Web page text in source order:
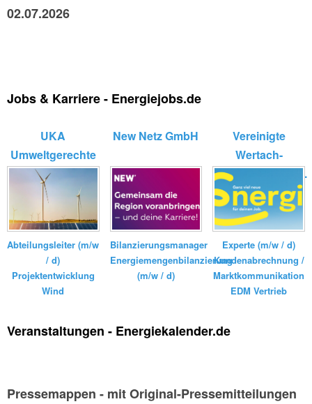
02.07.2026
Jobs & Karriere - Energiejobs.de
UKA
Umweltgerechte
Kraftanlagen
GmbH ...
Abteilungsleiter (m/w
/ d)
Projektentwicklung
Wind
New Netz GmbH
Bilanzierungsmanager
Energiemengenbilanzierung
(m/w / d)
Vereinigte
Wertach-
Elektrizitätswerk...
Experte (m/w / d)
Kundenabrechnung /
Marktkommunikation
EDM Vertrieb
Veranstaltungen - Energiekalender.de
Pressemappen - mit Original-Pressemitteilungen